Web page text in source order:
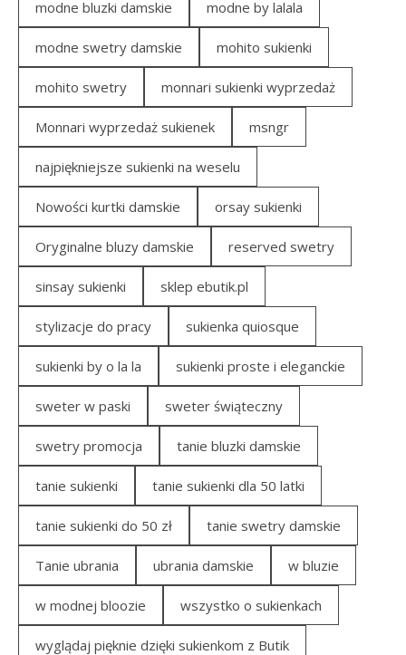
modne bluzki damskie modne by lalala
modne swetry damskie mohito sukienki
mohito swetry monnari sukienki wyprzedaż
Monnari wyprzedaż sukienek msngr
najpiękniejsze sukienki na weselu
Nowości kurtki damskie orsay sukienki
Oryginalne bluzy damskie reserved swetry
sinsay sukienki sklep ebutik.pl
stylizacje do pracy sukienka quiosque
sukienki by o la la sukienki proste i eleganckie
sweter w paski sweter świąteczny
swetry promocja tanie bluzki damskie
tanie sukienki tanie sukienki dla 50 latki
tanie sukienki do 50 zł tanie swetry damskie
Tanie ubrania ubrania damskie w bluzie
w modnej bloozie wszystko o sukienkach
wyglądaj pięknie dzięki sukienkom z Butik